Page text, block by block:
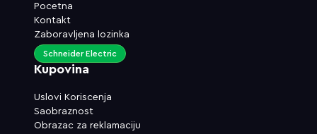
Pocetna
Kontakt
Zaboravljena lozinka
Kupovina
Uslovi Koriscenja
Saobraznost
Obrazac za reklamaciju
Schneider Electric